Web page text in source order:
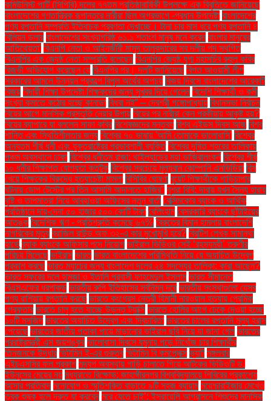
কমিউনিস্ট পার্টি (সিপিবি) দলের ৭৭তম প্রতিষ্ঠাবার্ষিকী উপলক্ষে এক বিবৃতিতে জানিয়েছে
বাংলাদেশের গণতান্ত্রিক রূপান্তরে নারীরা ছিল অগ্রভাগে -প্রধান উপদেষ্টা বাংলাদেশের
পণ্য রপ্তানি সম্প্রতি ইতিবাচক প্রবণতা দেখাচ্ছে। টানা চার মাস ধরে পণ্য রপ্তানি ৪
বিলিয়ন ডলার বাংলাদেশের সংখ্যাগরিষ্ঠ ৬১.১ শতাংশ মানুষ মনে করেন বাংলার মানুষের
আতিথেয়তা' বিএনপি নেতা ও আইনজীবী মাসুদ তালুকদারের সব দলীয় পদ স্থগিত
বিএনপির এক জ্যেষ্ঠ নেতা সম্প্রতি বলেছেন বিএনপির জ্যেষ্ঠ যুগ্ম মহাসচিব রুহুল কবির
রিজভী অভিযোগ করেছেন যে বিএনপির পর। দলটি জানিয়েছে বিগত আওয়ামী লীগ
সরকারের আমলে উন্নয়ন প্রকল্পে বিপুল অর্থের অপচয় বিজয় দিবসে বাংলাদেশের আরেকটি
বিজয় বিদায়ী শিক্ষা উপদেষ্টা শিক্ষকদের জন্য সুখবর দিয়ে গেলেন বিদেশি শিক্ষার্থী ও কর্মী
সংখ্যা কমাতে কঠোর হচ্ছে কানাডা বিধবা নই” – দেবশ্রী গঙ্গোপাধ্যায় বিধানসভা নির্বাচন
বিয়ের আগে মানসিক প্রস্তুতি নেয়ার উপায় বিয়ের পর নারীরা কেন পরকীয়ায় আকৃষ্ট হয়?
বিয়ের ব্যাপারে যা বললেন সাফা কবির বিশেষজ্ঞদের মন্তব্য বিশ্ব এইডস দিবস আজ বিশ্ব
শান্তি এবং স্থিতিশীলতার জন্য বিশ্বের ৭০ ভাষায় 'আমি তোমাকে ভালোবাসি' বিশ্বের
অন্যতম শীর্ষ ধনী এবং যুক্তরাষ্ট্রের প্রভাবশালী ব্যক্তি বিশ্বের দূষিত শহরের তালিকায়
পঞ্চম অবস্থানে ঢাকা বিশ্বের ধনীতম রাজা: থাইল্যান্ডের মহা ভাজিরালংকর্ন বিশ্বের শীর্ষ
১০ ধনীর শিক্ষাগত যোগ্যতা কতটুকু বিশ্বের সবচেয়ে মূল্যবান কোম্পানি এনভিডিয়া বিষ
খেয়ে শিক্ষকের বিরুদ্ধে হত্যাচেষ্টা মামলা বিসিবির ঘোষণা বুয়েট শিক্ষার্থীকে গাড়িচাপার
ঘটনায় ডোপ টেস্টের পর তিন আসামি আদালতে হাজির" বুশরা বিবি: দাবায় যখন সৈন্য হারায়
বৃষ্টি ও তাপমাত্রা নিয়ে আবহাওয়া অফিসের নতুন বার্তা বেক্সিমকোর ব্যাংক ও আর্থিক
প্রতিষ্ঠানে দায়-দেনা ৫০ হাজার ৫০০ কোটি টাকা বেলিংহাম বেসরকারি ব্যাংকে ছাঁটাইয়ের
আতঙ্ক বৈদেশিক ঋণ - প্রতিশ্রুতি কমেছে ৬৭% বৈরুতের বিমান হামলায় বাংলাদেশি
নাগরিকের মৃত্যু ব্রাজিল রাউন্ড অফ ৩২-এ কার মুখোমুখি হবে? ব্রিটিশ লেখক সামান্থা
হার্ভে ব্র্যাক ব্যাংকে অফিসার পদে নিয়োগ ভাইরাল ভিডিওর সেই ‘রহস্যময়ী’ তরুণীর
পরিচয় মিলেছে ভাইরাস ভারত ভারত বাংলাদেশের পরিস্থিতি নিয়ে যে অযাচিত উদ্বেগ
প্রকাশ করছে ভারত ম্যাচের জন্য বাংলাদেশ দলের ২৪ সদস্যের তালিকা: কারা আছেন?
ভারত সফরের দলে হামজা ও ইতালি প্রবাসী ফাহমেদুল ইসলাম ভারত সীমান্তে
বিএসএফের ধরপাকড় ভারতীয় রুপি ইতিহাসের সর্বনিম্ন দরে ভারতীয় সংস্থাগুলো যেসব
পণ্য রাশিয়ায় রপ্তানি করছে ভারতে কংগ্রেস নেত্রী হিমানী নারওয়াল হত্যায় প্রেমিক
গ্রেফতার ভারতে চালু হতে যাচ্ছে উড়ন্ত ট্যাক্সি ভারতে হোলির আগে ঢেকে দেওয়া হচ্ছে
১০টি মসজিদ ভারতের অযাচিত উদ্বেগ এবং দ্বিচারিতা ভারতের চালের রপ্তানি মূল্য হ্রাস
পেয়েছে ভারতের জাতীয় পতাকা পায়ে মাড়ানোর ভাইরাল ছবি নিয়ে যা জানা গেল ভারতের
পররাষ্ট্রমন্ত্রী এস জয়শঙ্কর ভালোবাসা দিবসে যমুনায় পড়ে নিখোঁজ চার শিক্ষার্থীর
তিনজনকে উদ্ধার ভিটামিন ই-এর গুরুত্ব ভিটামিন বি কমপ্লেক্স ভ্যাট মঙ্গলবার
এইচএসসির ফল প্রকাশ মদ্যপ অবস্থায় গাড়ি চালাতে গিয়ে আটকের ভিডিওটি ড.
ইউনূসের মেয়ের নয় মধ্যরাতে বিক্ষোভ: জাহাঙ্গীরনগর বিশ্ববিদ্যালয়ে শিবিরের প্রকাশ্যে
আসার প্রতিবাদ মনোযোগ ও স্মৃতিশক্তি বাড়াতে ৯টি সহজ ব্যায়াম ময়েশ্চারাইজার মেখেও
ত্বক শুষ্ক হলে দ্রুত যা করবেন মরে যেতে চাই’: ইসরায়েলি আগ্রাসনে শিশুদের মানসিক